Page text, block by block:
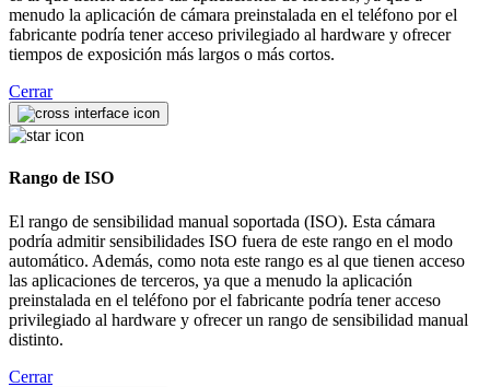
menudo la aplicación de cámara preinstalada en el teléfono por el
fabricante podría tener acceso privilegiado al hardware y ofrecer
tiempos de exposición más largos o más cortos.
Cerrar
Rango de ISO
El rango de sensibilidad manual soportada (ISO). Esta cámara
podría admitir sensibilidades ISO fuera de este rango en el modo
automático. Además, como nota este rango es al que tienen acceso
las aplicaciones de terceros, ya que a menudo la aplicación
preinstalada en el teléfono por el fabricante podría tener acceso
privilegiado al hardware y ofrecer un rango de sensibilidad manual
distinto.
Cerrar